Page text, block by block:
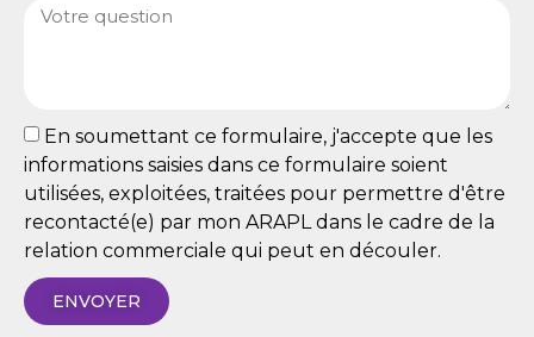
En soumettant ce formulaire, j'accepte que les
informations saisies dans ce formulaire soient
utilisées, exploitées, traitées pour permettre d'être
recontacté(e) par mon ARAPL dans le cadre de la
relation commerciale qui peut en découler.
ENVOYER